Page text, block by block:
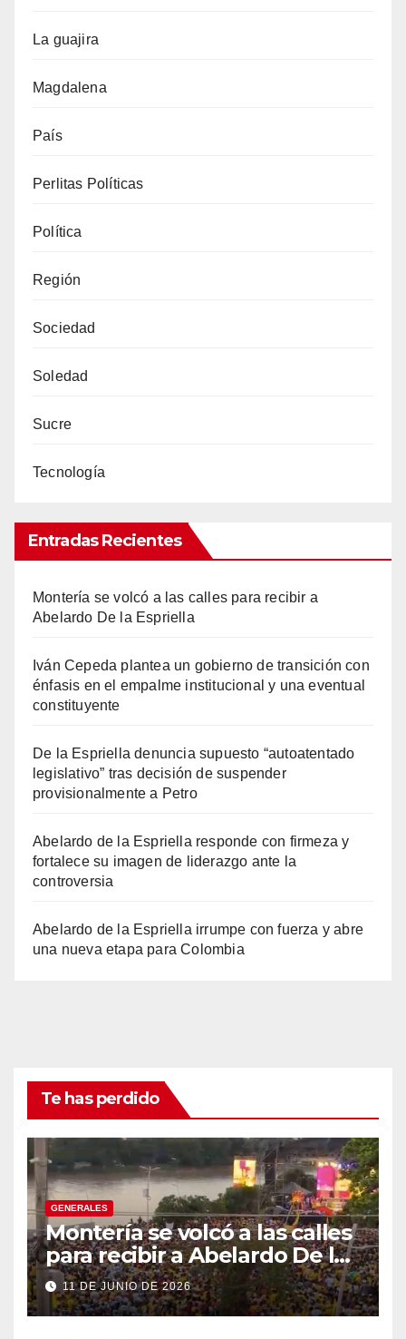
La guajira
Magdalena
País
Perlitas Políticas
Política
Región
Sociedad
Soledad
Sucre
Tecnología
Entradas Recientes
Montería se volcó a las calles para recibir a
Abelardo De la Espriella
Iván Cepeda plantea un gobierno de transición con
énfasis en el empalme institucional y una eventual
constituyente
De la Espriella denuncia supuesto “autoatentado
legislativo” tras decisión de suspender
provisionalmente a Petro
Abelardo de la Espriella responde con firmeza y
fortalece su imagen de liderazgo ante la
controversia
Abelardo de la Espriella irrumpe con fuerza y abre
una nueva etapa para Colombia
Te has perdido
GENERALES
Montería se volcó a las calles
para recibir a Abelardo De la
Espriella
11 DE JUNIO DE 2026